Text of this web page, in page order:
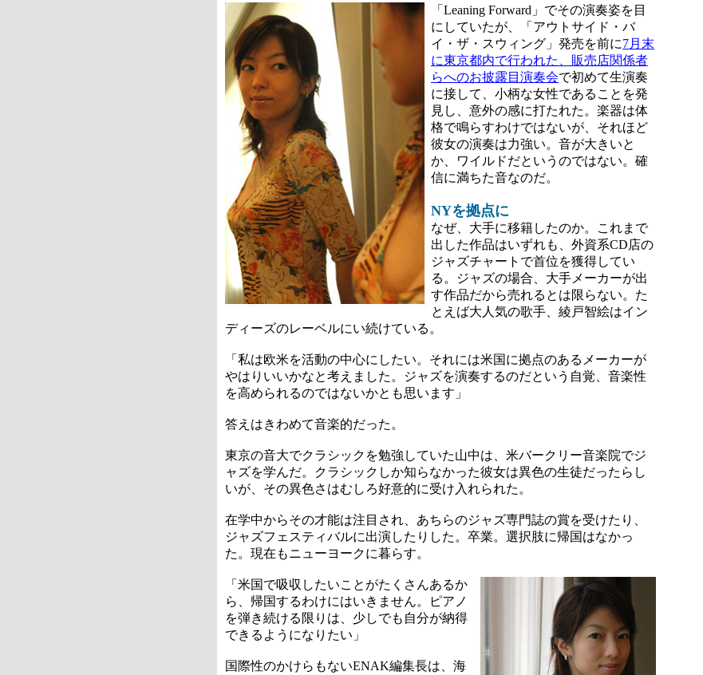
「Leaning Forward」でその演奏姿を目
にしていたが、「アウトサイド・バ
イ・ザ・スウィング」発売を前に7月末
に東京都内で行われた、販売店関係者
らへのお披露目演奏会で初めて生演奏
に接して、小柄な女性であることを発
見し、意外の感に打たれた。楽器は体
格で鳴らすわけではないが、それほど
彼女の演奏は力強い。音が大きいと
か、ワイルドだというのではない。確
信に満ちた音なのだ。
NYを拠点に
なぜ、大手に移籍したのか。これまで
出した作品はいずれも、外資系CD店の
ジャズチャートで首位を獲得してい
る。ジャズの場合、大手メーカーが出
す作品だから売れるとは限らない。た
とえば大人気の歌手、綾戸智絵はイン
ディーズのレーベルにい続けている。
「私は欧米を活動の中心にしたい。それには米国に拠点のあるメーカーが
やはりいいかなと考えました。ジャズを演奏するのだという自覚、音楽性
を高められるのではないかとも思います」
答えはきわめて音楽的だった。
東京の音大でクラシックを勉強していた山中は、米バークリー音楽院でジ
ャズを学んだ。クラシックしか知らなかった彼女は異色の生徒だったらし
いが、その異色さはむしろ好意的に受け入れられた。
在学中からその才能は注目され、あちらのジャズ専門誌の賞を受けたり、
ジャズフェスティバルに出演したりした。卒業。選択肢に帰国はなかっ
た。現在もニューヨークに暮らす。
「米国で吸収したいことがたくさんあるか
ら、帰国するわけにはいきません。ピアノ
を弾き続ける限りは、少しでも自分が納得
できるようになりたい」
国際性のかけらもないENAK編集長は、海